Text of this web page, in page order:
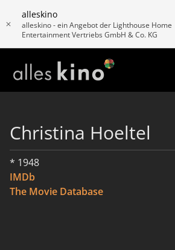
alleskino
alleskino - ein Angebot der Lighthouse Home
Entertainment Vertriebs GmbH & Co. KG
Christina Hoeltel
* 1948
IMDb
The Movie Database